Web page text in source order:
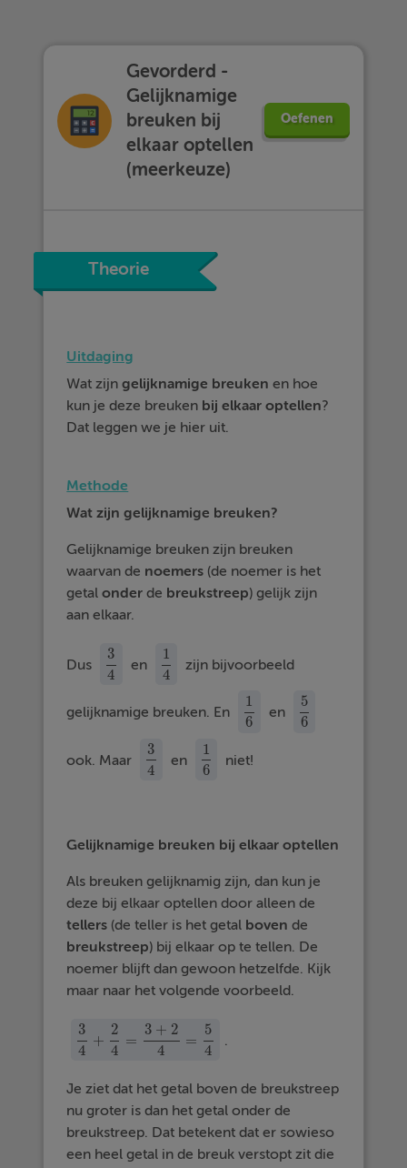
Gevorderd -
Gelijknamige
breuken bij
elkaar optellen
(meerkeuze)
Oefenen
Theorie
Uitdaging
Wat zijngelijknamige breuken en hoe
kun je deze breuken bij elkaar optellen?
Dat leggen we je hier uit.
Methode
Wat zijn gelijknamige breuken?
Gelijknamige breuken zijn breuken
waarvan de noemers (de noemer is het
getalonder de breukstreep) gelijk zijn
aan elkaar.
Dus
3
4
34 en
1
4
14 zijn bijvoorbeeld
gelijknamige breuken. En
1
6
16 en
5
6
56
ook. Maar
3
4
34 en
1
6
16 niet!
Gelijknamige breuken bij elkaar optellen
Als breuken gelijknamig zijn, dan kun je
deze bij elkaar optellen door alleen de
tellers (de teller is het getal boven de
breukstreep) bij elkaar op te tellen. De
noemer blijft dan gewoon hetzelfde. Kijk
maar naar het volgende voorbeeld.
3
4
+
2
4
=
3+ 2
4
=
5
4
3 4+2 4= 3+24 =5 4
Je ziet dat het getal boven de breukstreep
nu groter is dan het getal onder de
breukstreep. Dat betekent dat er sowieso
een heel getal in de breuk verstopt zit die